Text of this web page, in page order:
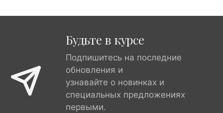
Будьте в курсе
Подпишитесь на последние
обновления и
узнавайте о новинках и
специальных предложениях
первыми.